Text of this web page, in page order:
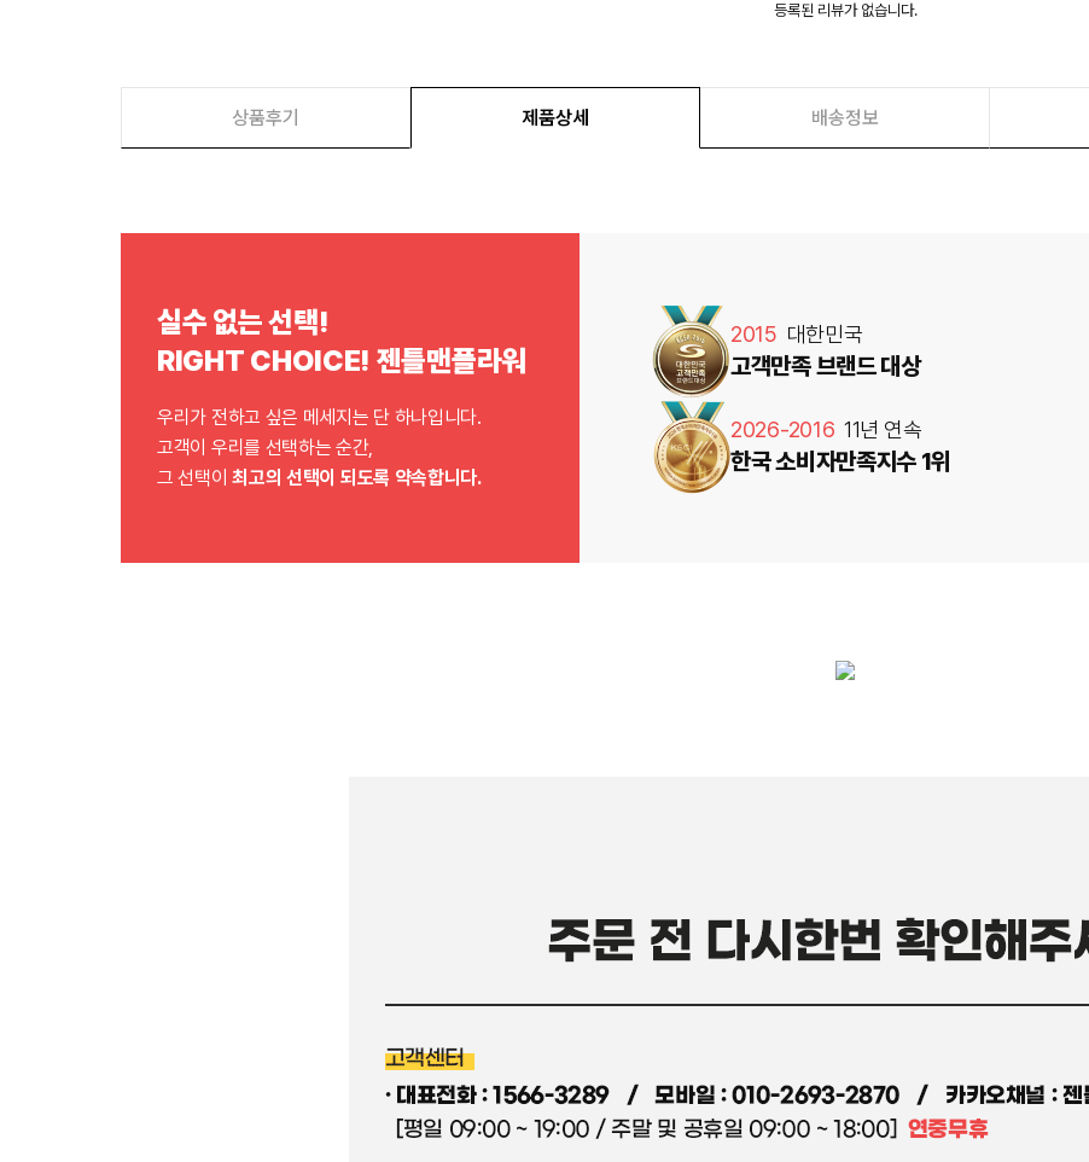
등록된 리뷰가 없습니다.
상품후기 제품상세 배송정보
실수 없는 선택!
RIGHT CHOICE! 젠틀맨플라워
우리가 전하고 싶은 메세지는 단 하나입니다.
고객이 우리를 선택하는 순간,
그 선택이최고의 선택이 되도록 약속합니다.
2015 대한민국
고객만족 브랜드 대상
2026-2016 11년 연속
한국 소비자만족지수 1위